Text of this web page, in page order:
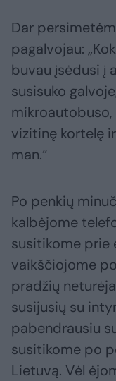
Dar
pagalvojau:
buvau įsėdusi į
susisuko
vizitinę kortelę
man.“
Po penkių
kalbėjome
susitikome prie
vaikščiojome
pradžių
susijusių su
pabendrausiu
susitikome po
Lietuvą. Vėl